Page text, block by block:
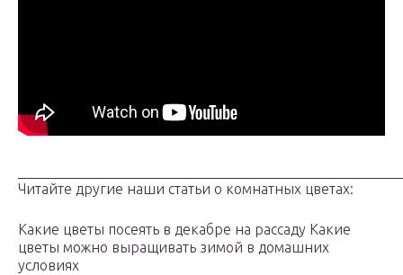
Читайте другие наши статьи о комнатных цветах:
Какие цветы посеять в декабре на рассаду Какие
цветы можно выращивать зимой в домашних
условиях